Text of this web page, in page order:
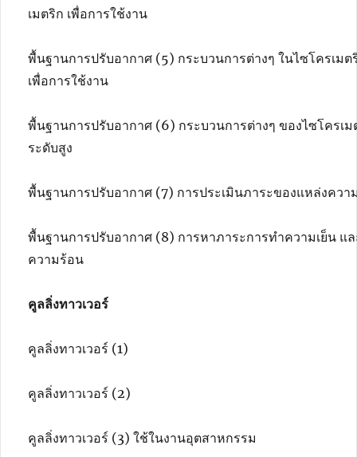
เมตริก เพื่อการใช้งาน
พื้นฐานการปรับอากาศ (5) กระบวนการต่างๆ ในไซโครเมต
เพื่อการใช้งาน
พื้นฐานการปรับอากาศ (6) กระบวนการต่างๆ ของไซโครเม
ระดับสูง
พื้นฐานการปรับอากาศ (7) การประเมินภาระของแหล่งควา
พื้นฐานการปรับอากาศ (8) การหาภาระการทำความเย็น แ
ความร้อน
คูลลิ่งทาวเวอร์
คูลลิ่งทาวเวอร์ (1)
คูลลิ่งทาวเวอร์ (2)
คูลลิ่งทาวเวอร์ (3) ใช้ในงานอุตสาหกรรม